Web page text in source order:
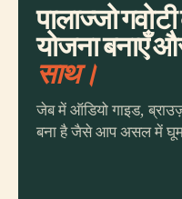
पालाज्जो
योजना बनाएँ
साथ।
जेब में ऑडियो गाइड,
बना है जैसे आप असल में